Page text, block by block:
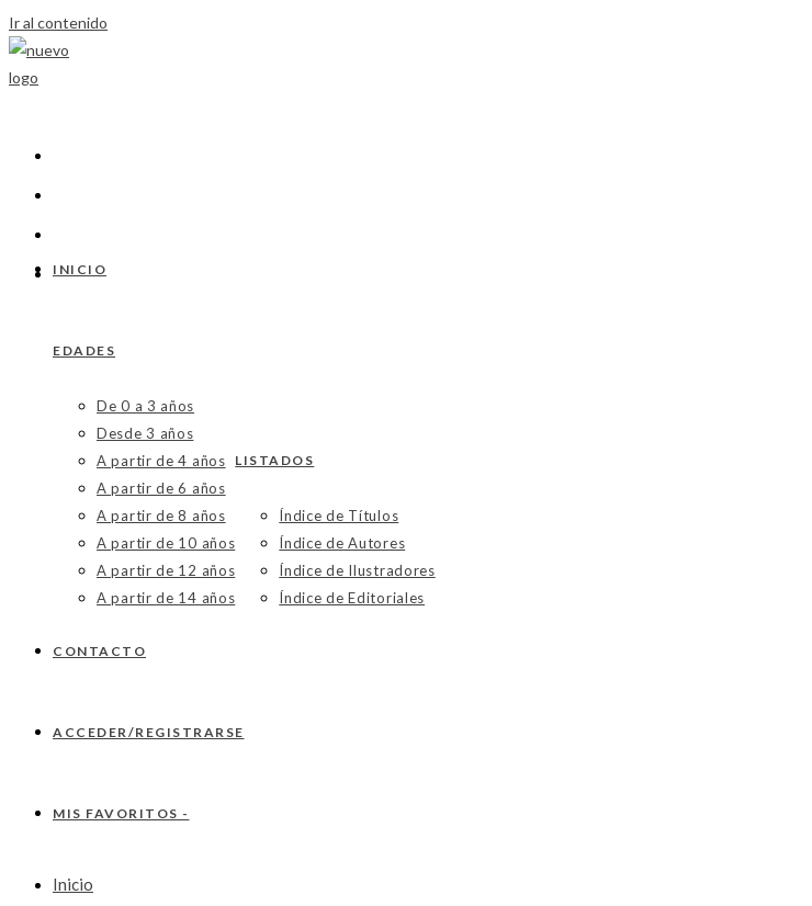
Ir al contenido
INICIO
EDADES
De 0 a 3 años
Desde 3 años
A partir de 4 años
A partir de 6 años
A partir de 8 años
A partir de 10 años
A partir de 12 años
A partir de 14 años
LISTADOS
Índice de Títulos
Índice de Autores
Índice de Ilustradores
Índice de Editoriales
CONTACTO
ACCEDER/REGISTRARSE
MIS FAVORITOS -
Inicio